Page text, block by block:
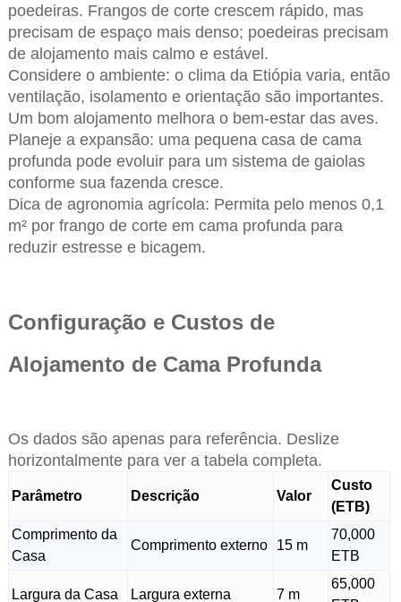
poedeiras. Frangos de corte crescem rápido, mas
precisam de espaço mais denso; poedeiras precisam
de alojamento mais calmo e estável.
Considere o ambiente: o clima da Etiópia varia, então
ventilação, isolamento e orientação são importantes.
Um bom alojamento melhora o bem-estar das aves.
Planeje a expansão: uma pequena casa de cama
profunda pode evoluir para um sistema de gaiolas
conforme sua fazenda cresce.
Dica de agronomia agrícola: Permita pelo menos 0,1
m² por frango de corte em cama profunda para
reduzir estresse e bicagem.
Configuração e Custos de
Alojamento de Cama Profunda
Os dados são apenas para referência. Deslize
horizontalmente para ver a tabela completa.
Parâmetro Descrição Valor
Custo
(ETB)
Comprimento da
Casa
Comprimento externo 15 m
70,000
ETB
Largura da Casa Largura externa 7 m
65,000